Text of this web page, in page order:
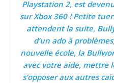
Playstation 2, est
sur Xbox 360 ! Petite
attendent la suite,
d’un ado à
nouvelle école, la
avec votre aide, mettre
s’opposer aux autres